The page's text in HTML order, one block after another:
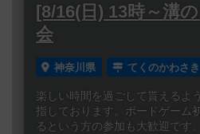
[8/16(日) 13時～溝
会
神奈川県 てくのかわさ
楽しい時間を過ごして貰えるよ
指しております。ボードゲーム
るという方の参加も大歓迎です